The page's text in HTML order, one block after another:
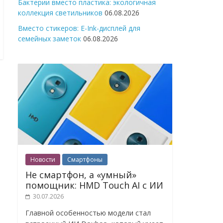
Бактерии вместо пластика: экологичная
коллекция светильников 06.08.2026
Вместо стикеров: E-Ink-дисплей для
семейных заметок 06.08.2026
Новости Смартфоны
Не смартфон, а «умный»
помощник: HMD Touch AI с ИИ
30.07.2026
Главной особенностью модели стал